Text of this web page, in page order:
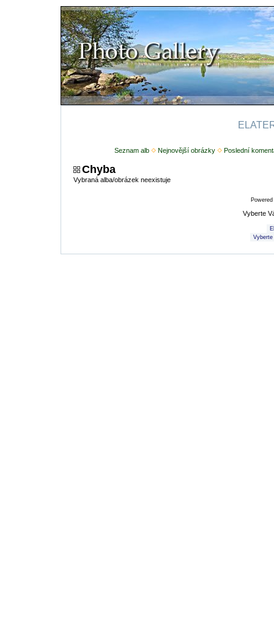
Seznam alb Nejnovější obrázky Poslední
Chyba
Vybraná alba/obrázek neexistuje
Vyberte